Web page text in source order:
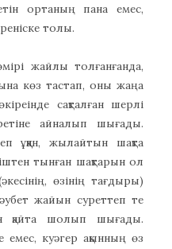
ортаның пана емес,
толы.
жайлы толғанғанда,
көз тастап, оны жаңа
сақталған шерлі
айналып шығады.
ұққан, жылайтын шақта
тынған шақтарын ол
өзінің тағдыры)
жайын суреттеп те
қайта шолып шығады.
куәгер ақынның өз